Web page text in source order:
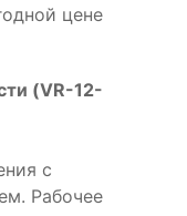
цене
(VR-12-
с
Рабочее